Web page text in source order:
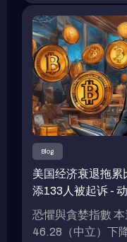
引发争议。日本虚
秘诀：无违和感的
Bump批露“网红
群：这里只传授正
as payment for
that he […]
Blog
美国经济衰退拖
添133人被起诉 -
恐懼與貪婪指數
46.28（中立）下